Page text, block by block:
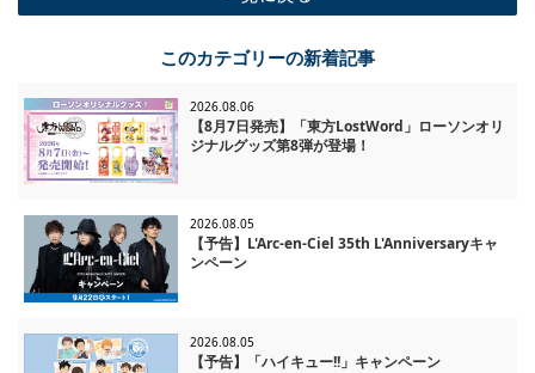
このカテゴリーの新着記事
2026.08.06
【8月7日発売】「東方LostWord」ローソンオリ
ジナルグッズ第8弾が登場！
2026.08.05
【予告】L'Arc-en-Ciel 35th L'Anniversaryキャ
ンペーン
2026.08.05
【予告】「ハイキュー!!」キャンペーン